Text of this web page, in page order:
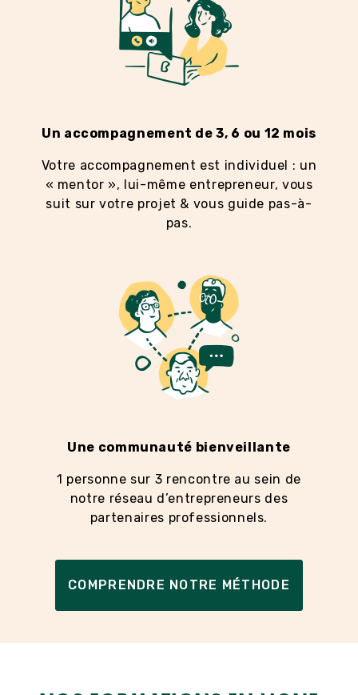
Un accompagnement de 3, 6 ou 12 mois
Votre accompagnement est individuel : un
« mentor », lui-même entrepreneur, vous
suit sur votre projet & vous guide pas-à-
pas.
Une communauté bienveillante
1 personne sur 3 rencontre au sein de
notre réseau d’entrepreneurs des
partenaires professionnels.
COMPRENDRE NOTRE MÉTHODE